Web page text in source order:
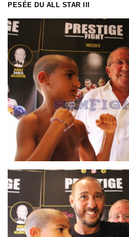
PESÉE DU ALL STAR III